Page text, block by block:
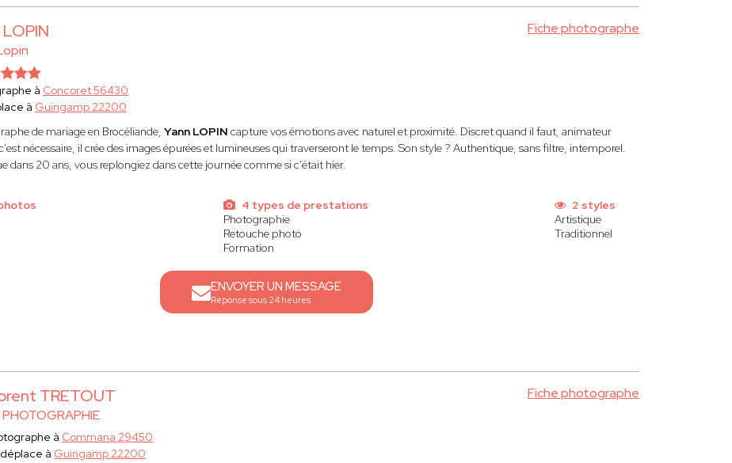
Fiche photographe
à Concoret 56430
à Guingamp 22200
de mariage en Brocéliande,Yann LOPINcapture vos émotions avec naturel et proximité. Discret quand il faut, animateur
nécessaire, il crée des images épurées et lumineuses qui traverseront le temps. Son style ? Authentique, sans filtre, intemporel.
dans 20 ans, vous replongiez dans cette journée comme si c'était hier.
4 types de prestations
Photographie
Retouche photo
Formation
2 styles
Artistique
Traditionnel
ENVOYER UN MESSAGE
Réponse sous 24 heures
TRETOUT Fiche photographe
à Commana 29450
à Guingamp 22200